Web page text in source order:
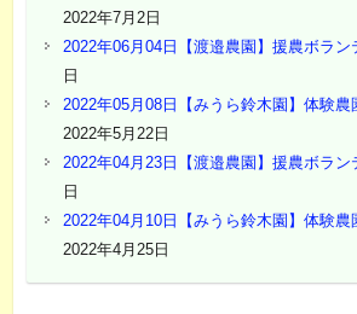
2022年7月2日
2022年06月04日【渡邉農園】援農ボラン
日
2022年05月08日【みうら鈴木園】体験農
2022年5月22日
2022年04月23日【渡邉農園】援農ボラン
日
2022年04月10日【みうら鈴木園】体験農
2022年4月25日